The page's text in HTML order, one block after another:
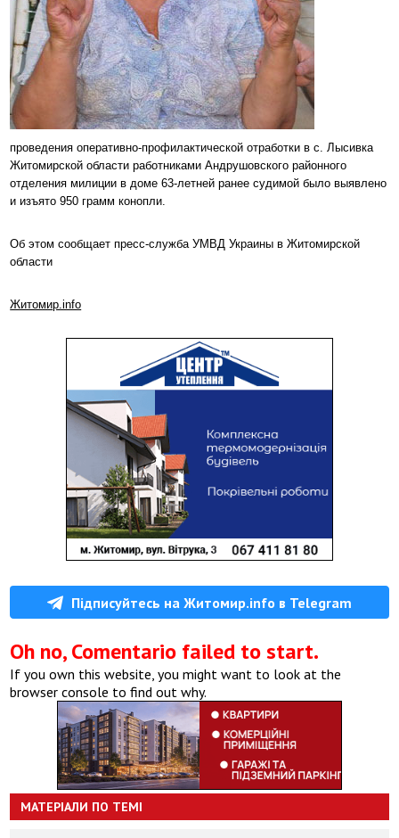
проведения оперативно-профилактической отработки в с. Лысивка
Житомирской области работниками Андрушовского районного
отделения милиции в доме 63-летней ранее судимой быловыявлено
и изъято950 грамм конопли.
Об этом сообщает пресс-служба УМВД Украины в Житомирской
области
Житомир.info
Підписуйтесь на Житомир.info в Telegram
Oh no, Comentario failed to start.
If you own this website, you might want to look at the
browser console to find out why.
МАТЕРІАЛИ ПО ТЕМІ